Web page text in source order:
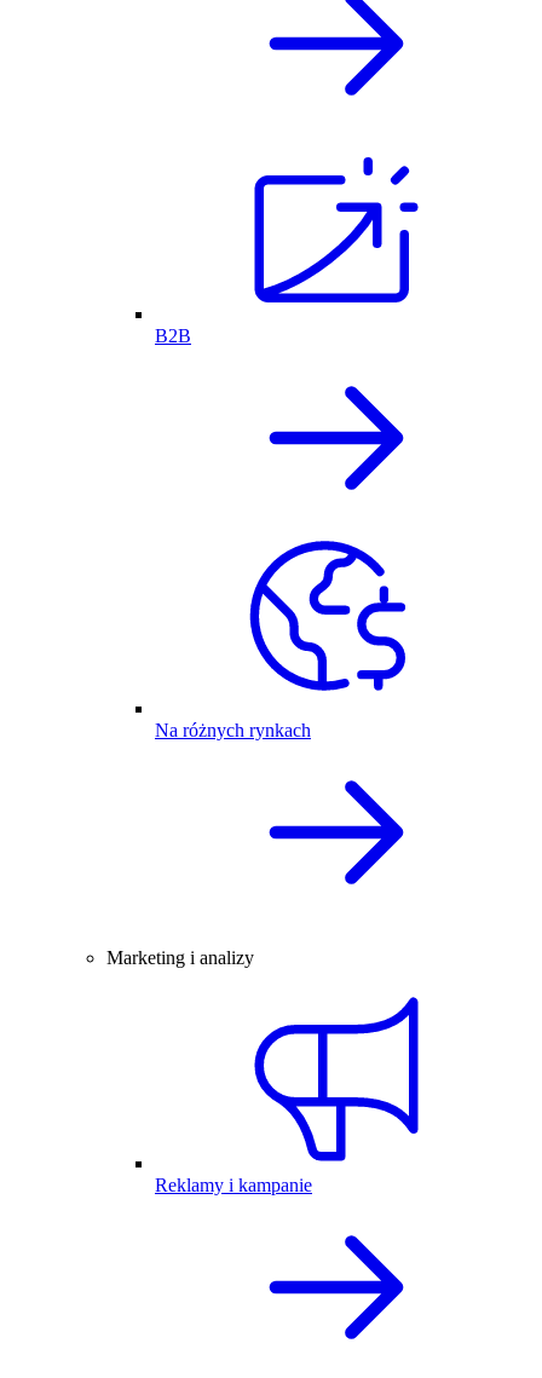
B2B
Na różnych rynkach
Marketing i analizy
Reklamy i kampanie